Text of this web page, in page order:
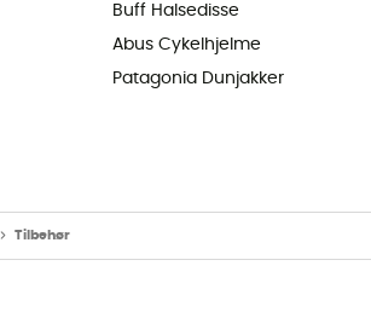
Buff Halsedisse
Abus Cykelhjelme
Patagonia Dunjakker
Tilbehør